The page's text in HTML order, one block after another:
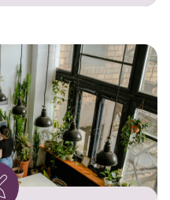
du Chalonnais
exclusivement
pour s'y